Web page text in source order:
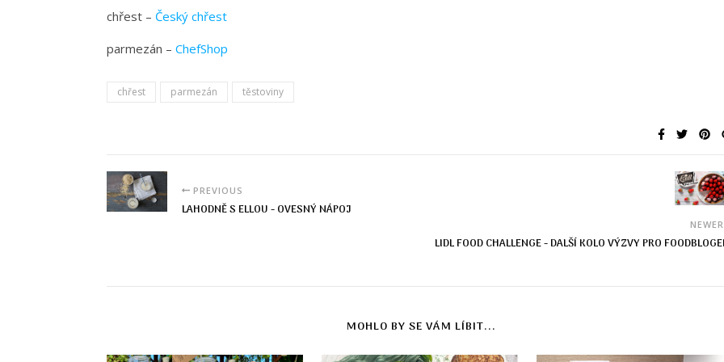
chřest – Český chřest
parmezán – ChefShop
chřest parmezán těstoviny
PREVIOUS
LAHODNĚ S ELLOU - OVESNÝ NÁPOJ
LIDL FOOD CHALLENGE - DALŠÍ KOLO VÝZVY PRO
MOHLO BY SE VÁM LÍBIT...